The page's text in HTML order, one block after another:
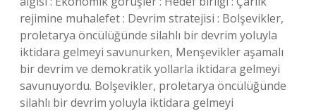
rejimine muhalefet : Devrim stratejisi : Bolşevikler,
proletarya öncülüğünde silahlı bir devrim yoluyla
iktidara gelmeyi savunurken, Menşevikler aşamalı
bir devrim ve demokratik yollarla iktidara gelmeyi
savunuyordu. Bolşevikler, proletarya öncülüğünde
silahlı bir devrim yoluyla iktidara gelmeyi